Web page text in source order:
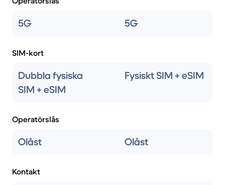
5G 5G
SIM-kort
Dubbla fysiska
SIM + eSIM
Fysiskt SIM + eSIM
Operatörslås
Olåst Olåst
Kontakt